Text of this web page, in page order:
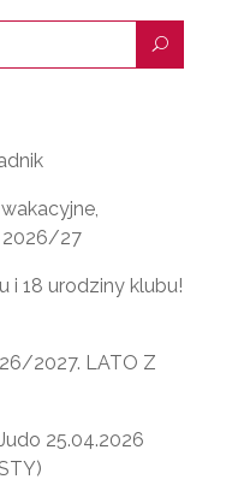
U
2026/27
i 18 urodziny klubu!
2027. LATO Z
25.04.2026